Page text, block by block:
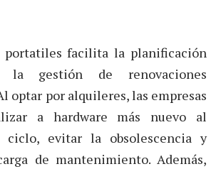
facilita la planificación
la gestión de renovaciones
optar por alquileres, las empresas
a hardware más nuevo al
ciclo, evitar la obsolescencia y
de mantenimiento. Además,